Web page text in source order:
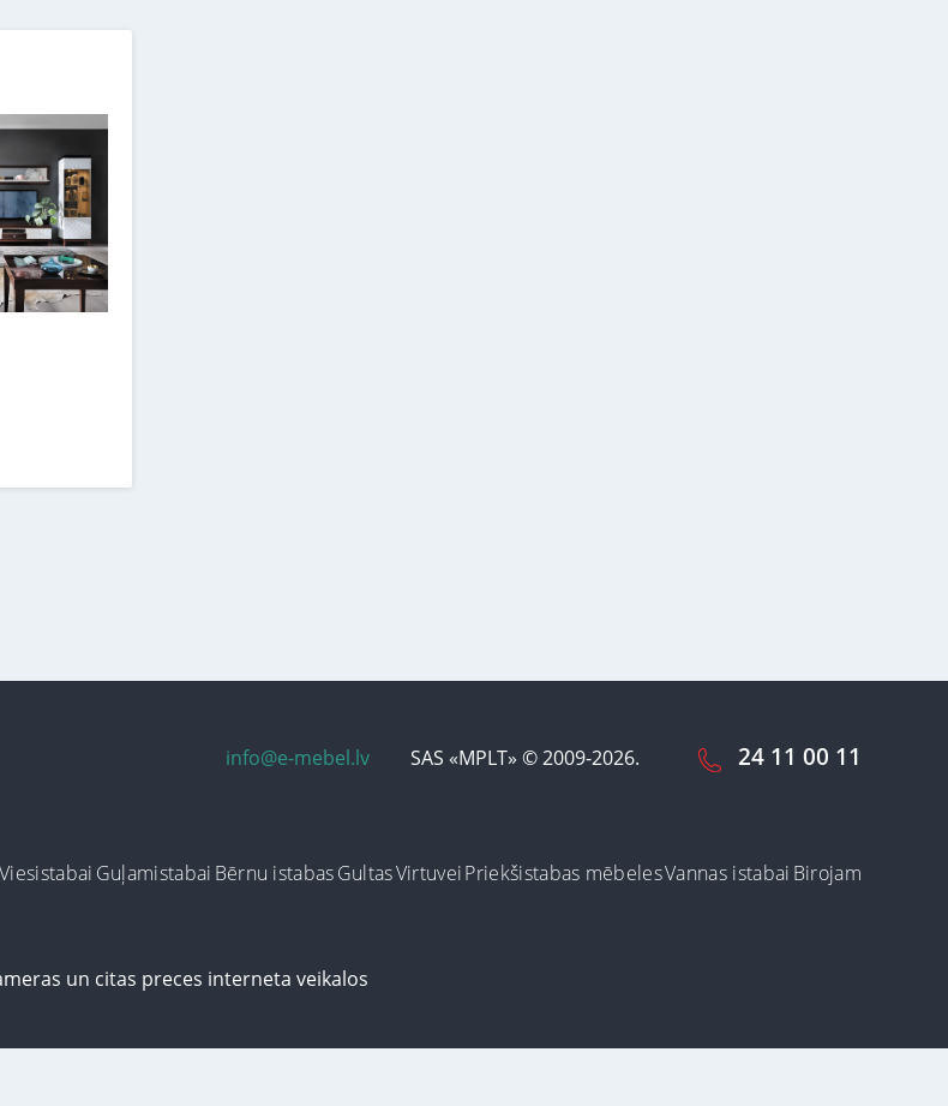
info@e-mebel.lv SAS «MPLT» © 2009-2026. 24 11 00 11
Viesistabai Guļamistabai Bērnu istabasGultasVirtuveiPriekšistabas mēbelesVannas istabai Birojam